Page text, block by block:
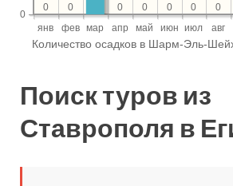
Поиск туров из
Ставрополя в